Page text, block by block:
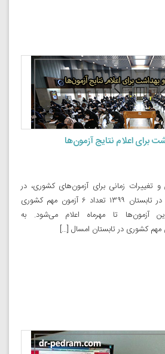
برای اعلام نتایج آزمون‌ها
تغییرات زمانی برای آزمون‌های کشوری، در
آخرین تصمیمات مقرر شد در تابستان ۱۳۹۹ تعداد ۶ آزمون مهم کشوری
آزمون‌ها تا مهرماه اعلام می‌شود. به